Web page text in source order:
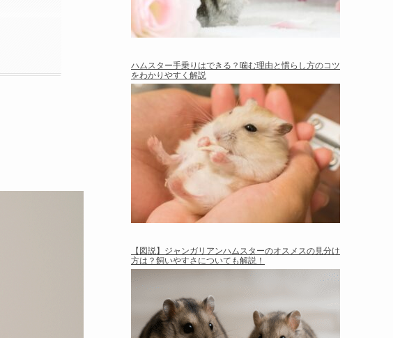
ハムスター手乗りはできる？噛む理由と慣らし方のコツ
をわかりやすく解説
【図説】ジャンガリアンハムスターのオスメスの見分け
方は？飼いやすさについても解説！